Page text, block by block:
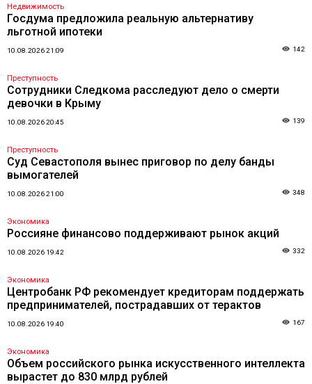
Недвижимость
Госдума предложила реальную альтернативу
льготной ипотеки
10.08.2026 21:09 142
Преступность
Сотрудники Следкома расследуют дело о смерти
девочки в Крыму
10.08.2026 20:45 139
Преступность
Суд Севастополя вынес приговор по делу банды
вымогателей
10.08.2026 21:00 348
Экономика
Россияне финансово поддерживают рынок акций
10.08.2026 19:42 332
Экономика
Центробанк РФ рекомендует кредиторам поддержать
предпринимателей, пострадавших от терактов
10.08.2026 19:40 167
Экономика
Объем российского рынка искусственного интеллекта
вырастет до 830 млрд рублей